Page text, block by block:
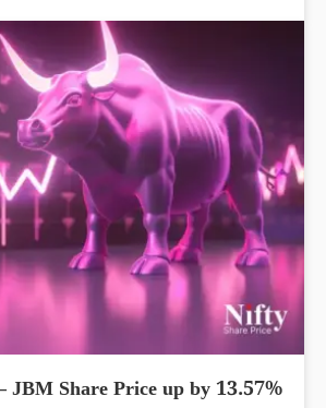
JBM Share Price up by 13.57%